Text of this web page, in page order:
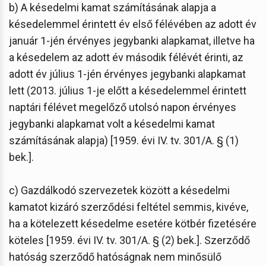
b) A késedelmi kamat számításának alapja a
késedelemmel érintett év első félévében az adott év
január 1-jén érvényes jegybanki alapkamat, illetve ha
a késedelem az adott év második félévét érinti, az
adott év július 1-jén érvényes jegybanki alapkamat
lett (2013. július 1-je előtt a késedelemmel érintett
naptári félévet megelőző utolsó napon érvényes
jegybanki alapkamat volt a késedelmi kamat
számításának alapja) [1959. évi IV. tv. 301/A. § (1)
bek.].
c) Gazdálkodó szervezetek között a késedelmi
kamatot kizáró szerződési feltétel semmis, kivéve,
ha a kötelezett késedelme esetére kötbér fizetésére
köteles [1959. évi IV. tv. 301/A. § (2) bek.]. Szerződő
hatóság szerződő hatóságnak nem minősülő